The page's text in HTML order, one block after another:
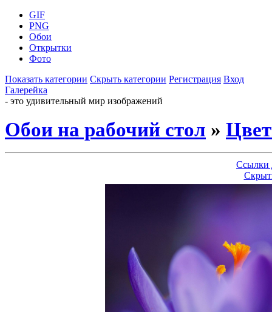
GIF
PNG
Обои
Открытки
Фото
Показать категории Скрыть категории Регистрация Вход
Галерейка
- это удивительный мир изображений
Обои на рабочий стол »
Ссылки